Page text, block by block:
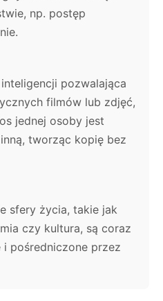
np. postęp
pozwalająca
filmów lub zdjęć,
jednej osoby jest
tworząc kopię bez
sfery życia, takie jak
czy kultura, są coraz
pośredniczone przez